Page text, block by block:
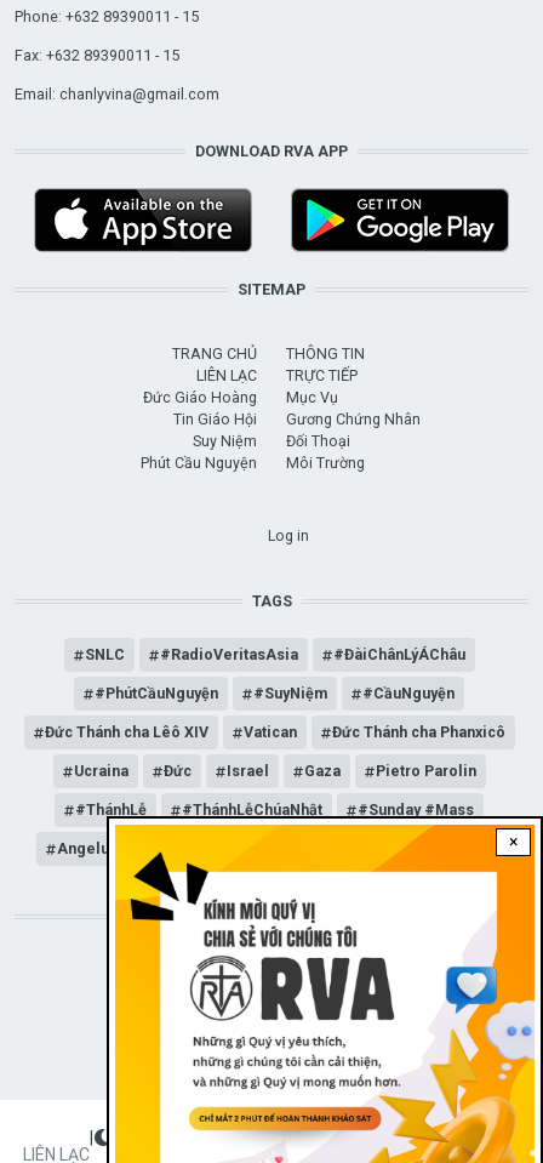
×
Phone: +632 89390011 - 15
Fax: +632 89390011 - 15
Email: chanlyvina@gmail.com
DOWNLOAD RVA APP
SITEMAP
TRANG CHỦ
LIÊN LẠC
Đức Giáo Hoàng
Tin Giáo Hội
Suy Niệm
Phút Cầu Nguyện
THÔNG TIN
TRỰC TIẾP
Mục Vụ
Gương Chứng Nhân
Đối Thoại
Môi Trường
Log in
TAGS
SNLC #RadioVeritasAsia #ĐàiChânLýÁChâu
#PhútCầuNguyện #SuyNiệm #CầuNguyện
Đức Thánh cha Lêô XIV Vatican Đức Thánh cha Phanxicô
Ucraina Đức Israel Gaza Pietro Parolin
#ThánhLễ #ThánhLễChúaNhật #Sunday #Mass
Angelus Đức Giáo hoàng Lêô XIV General Audience
STAY CONNECTED WITH US!
FOOTER
LIÊN LẠC